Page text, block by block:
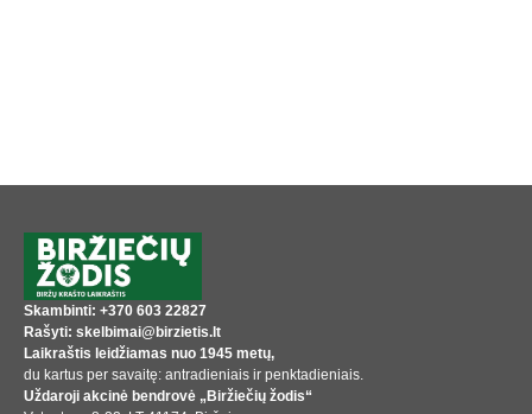
Skambinti: +370 603 22827
Rašyti: skelbimai@birzietis.lt
Laikraštis leidžiamas nuo 1945 metų,
du kartus per savaitę: antradieniais ir penktadieniais.
Uždaroji akcinė bendrovė „Biržiečių žodis“